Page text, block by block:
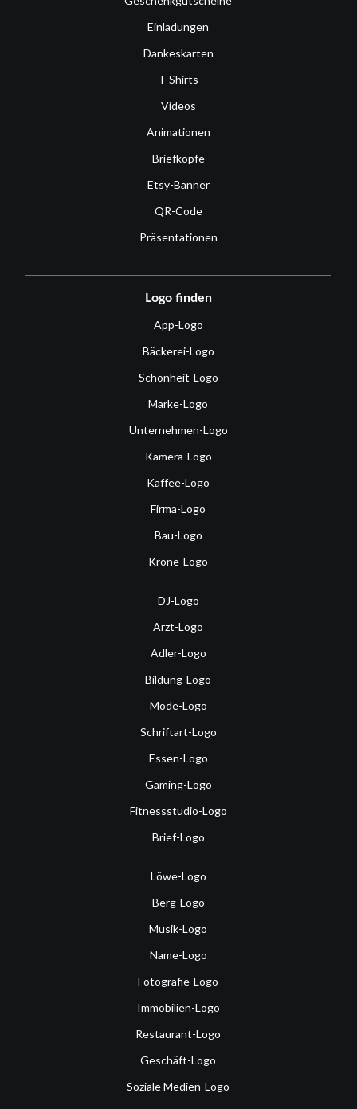
Einladungen
Dankeskarten
T-Shirts
Videos
Animationen
Briefköpfe
Etsy-Banner
QR-Code
Präsentationen
Logo finden
App-Logo
Bäckerei-Logo
Schönheit-Logo
Marke-Logo
Unternehmen-Logo
Kamera-Logo
Kaffee-Logo
Firma-Logo
Bau-Logo
Krone-Logo
DJ-Logo
Arzt-Logo
Adler-Logo
Bildung-Logo
Mode-Logo
Schriftart-Logo
Essen-Logo
Gaming-Logo
Fitnessstudio-Logo
Brief-Logo
Löwe-Logo
Berg-Logo
Musik-Logo
Name-Logo
Fotografie-Logo
Immobilien-Logo
Restaurant-Logo
Geschäft-Logo
Soziale Medien-Logo